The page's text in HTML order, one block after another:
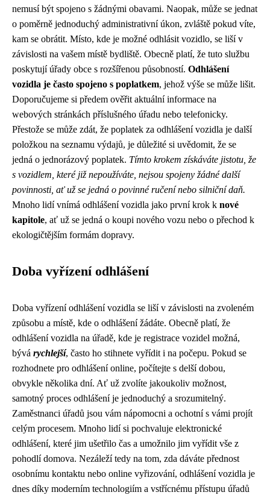
nemusí být spojeno s žádnými obavami. Naopak, může se jednat
o poměrně jednoduchý administrativní úkon, zvláště pokud víte,
kam se obrátit. Místo, kde je možné odhlásit vozidlo, se liší v
závislosti na vašem místě bydliště. Obecně platí, že tuto službu
poskytují úřady obce s rozšířenou působností. Odhlášení
vozidla je často spojeno s poplatkem, jehož výše se může lišit.
Doporučujeme si předem ověřit aktuální informace na
webových stránkách příslušného úřadu nebo telefonicky.
Přestože se může zdát, že poplatek za odhlášení vozidla je další
položkou na seznamu výdajů, je důležité si uvědomit, že se
jedná o jednorázový poplatek. Tímto krokem získáváte jistotu, že
s vozidlem, které již nepoužíváte, nejsou spojeny žádné další
povinnosti, ať už se jedná o povinné ručení nebo silniční daň.
Mnoho lidí vnímá odhlášení vozidla jako první krok k nové
kapitole, ať už se jedná o koupi nového vozu nebo o přechod k
ekologičtějším formám dopravy.
Doba vyřízení odhlášení
Doba vyřízení odhlášení vozidla se liší v závislosti na zvoleném
způsobu a místě, kde o odhlášení žádáte. Obecně platí, že
odhlášení vozidla na úřadě, kde je registrace vozidel možná,
bývá rychlejší, často ho stihnete vyřídit i na počepu. Pokud se
rozhodnete pro odhlášení online, počítejte s delší dobou,
obvykle několika dní. Ať už zvolíte jakoukoliv možnost,
samotný proces odhlášení je jednoduchý a srozumitelný.
Zaměstnanci úřadů jsou vám nápomocni a ochotní s vámi projít
celým procesem. Mnoho lidí si pochvaluje elektronické
odhlášení, které jim ušetřilo čas a umožnilo jim vyřídit vše z
pohodlí domova. Nezáleží tedy na tom, zda dáváte přednost
osobnímu kontaktu nebo online vyřizování, odhlášení vozidla je
dnes díky moderním technologiím a vstřícnému přístupu úřadů